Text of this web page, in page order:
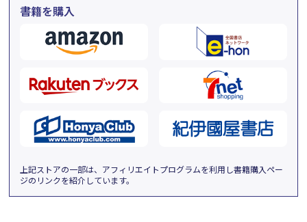
書籍を購入
上記ストアの一部は、アフィリエイトプログラムを利用し書籍購入ペー
ジのリンクを紹介しています。